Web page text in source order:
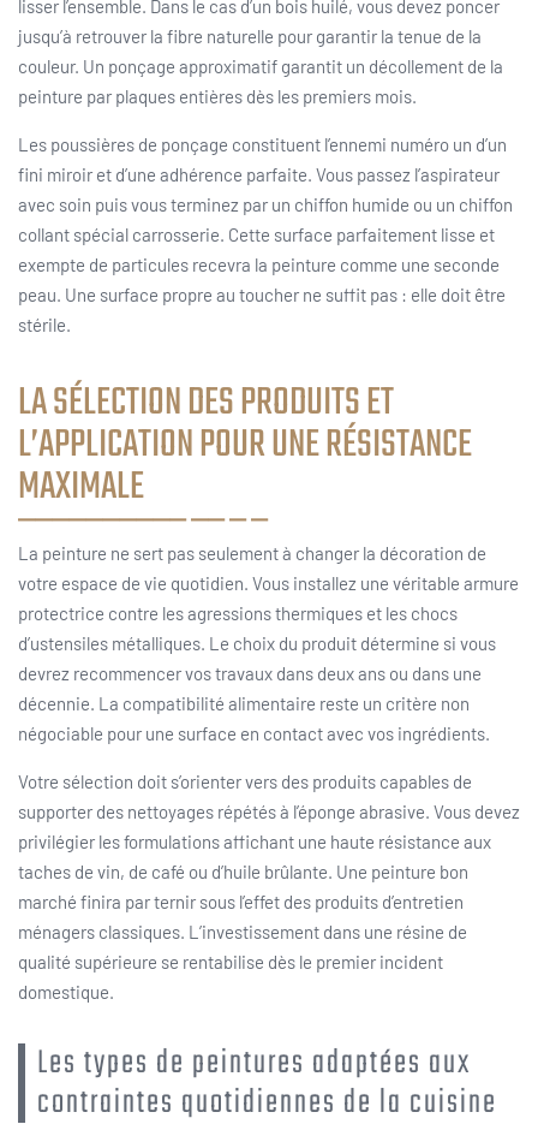
lisser l’ensemble. Dans le cas d’un bois huilé, vous devez poncer
jusqu’à retrouver la fibre naturelle pour garantir la tenue de la
couleur. Un ponçage approximatif garantit un décollement de la
peinture par plaques entières dès les premiers mois.
Les poussières de ponçage constituent l’ennemi numéro un d’un
fini miroir et d’une adhérence parfaite. Vous passez l’aspirateur
avec soin puis vous terminez par un chiffon humide ou un chiffon
collant spécial carrosserie. Cette surface parfaitement lisse et
exempte de particules recevra la peinture comme une seconde
peau. Une surface propre au toucher ne suffit pas : elle doit être
stérile.
LA SÉLECTION DES PRODUITS ET
L’APPLICATION POUR UNE RÉSISTANCE
MAXIMALE
La peinture ne sert pas seulement à changer la décoration de
votre espace de vie quotidien. Vous installez une véritable armure
protectrice contre les agressions thermiques et les chocs
d’ustensiles métalliques. Le choix du produit détermine si vous
devrez recommencer vos travaux dans deux ans ou dans une
décennie. La compatibilité alimentaire reste un critère non
négociable pour une surface en contact avec vos ingrédients.
Votre sélection doit s’orienter vers des produits capables de
supporter des nettoyages répétés à l’éponge abrasive. Vous devez
privilégier les formulations affichant une haute résistance aux
taches de vin, de café ou d’huile brûlante. Une peinture bon
marché finira par ternir sous l’effet des produits d’entretien
ménagers classiques. L’investissement dans une résine de
qualité supérieure se rentabilise dès le premier incident
domestique.
Les types de peintures adaptées aux
contraintes quotidiennes de la cuisine